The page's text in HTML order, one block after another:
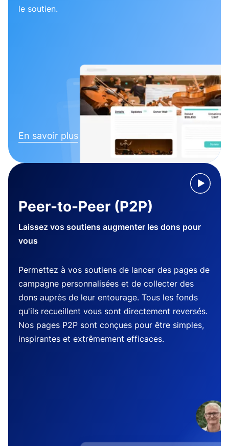
le soutien.
En savoir plus
Peer-to-Peer (P2P)
Laissez vos soutiens augmenter les dons pour
vous
Permettez à vos soutiens de lancer des pages de
campagne personnalisées et de collecter des
dons auprès de leur entourage. Tous les fonds
qu'ils recueillent vous sont directement reversés.
Nos pages P2P sont conçues pour être simples,
inspirantes et extrêmement efficaces.